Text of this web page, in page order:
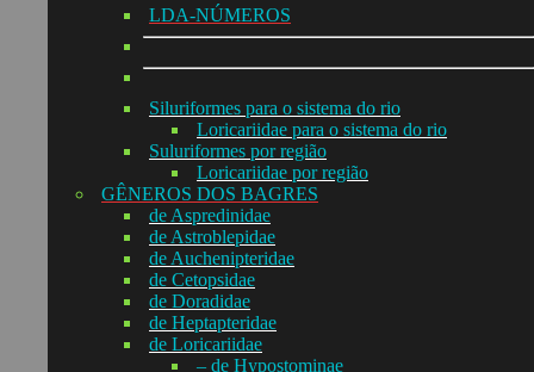
LDA-NÚMEROS
Siluriformes para o sistema do rio
Loricariidae para o sistema do rio
Suluriformes por região
Loricariidae por região
GÊNEROS DOS BAGRES
de Aspredinidae
de Astroblepidae
de Auchenipteridae
de Cetopsidae
de Doradidae
de Heptapteridae
de Loricariidae
– de Hypostominae